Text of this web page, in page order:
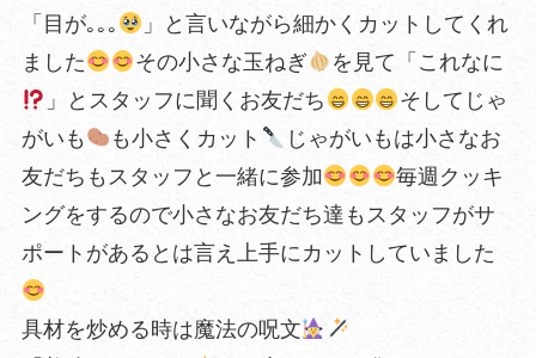
「目が｡｡｡
」と言いながら細かくカットしてくれ
ました
その小さな玉ねぎ
を見て「これなに
」とスタッフに聞くお友だち
そしてじゃ
がいも
も小さくカット
じゃがいもは小さなお
友だちもスタッフと一緒に参加
毎週クッキ
ングをするので小さなお友だち達もスタッフがサ
ポートがあるとは言え上手にカットしていました
具材を炒める時は魔法の呪文